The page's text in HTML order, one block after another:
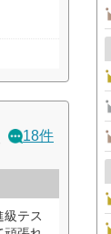
18件
テス